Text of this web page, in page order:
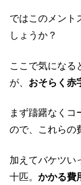
ではこのメント
しょうか？
ここで気になる
が、 おそらく赤
まず躊躇なくコ
ので、これらの
加えてバケツい
十匹。 かかる費